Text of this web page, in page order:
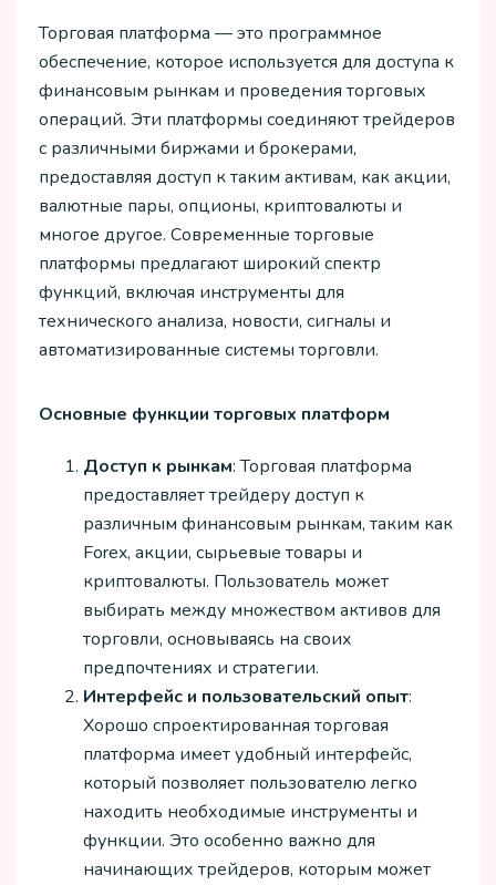
Торговая платформа — это программное
обеспечение, которое используется для доступа к
финансовым рынкам и проведения торговых
операций. Эти платформы соединяют трейдеров
с различными биржами и брокерами,
предоставляя доступ к таким активам, как акции,
валютные пары, опционы, криптовалюты и
многое другое. Современные торговые
платформы предлагают широкий спектр
функций, включая инструменты для
технического анализа, новости, сигналы и
автоматизированные системы торговли.
Основные функции торговых платформ
Доступ к рынкам: Торговая платформа
предоставляет трейдеру доступ к
различным финансовым рынкам, таким как
Forex, акции, сырьевые товары и
криптовалюты. Пользователь может
выбирать между множеством активов для
торговли, основываясь на своих
предпочтениях и стратегии.
Интерфейс и пользовательский опыт:
Хорошо спроектированная торговая
платформа имеет удобный интерфейс,
который позволяет пользователю легко
находить необходимые инструменты и
функции. Это особенно важно для
начинающих трейдеров, которым может